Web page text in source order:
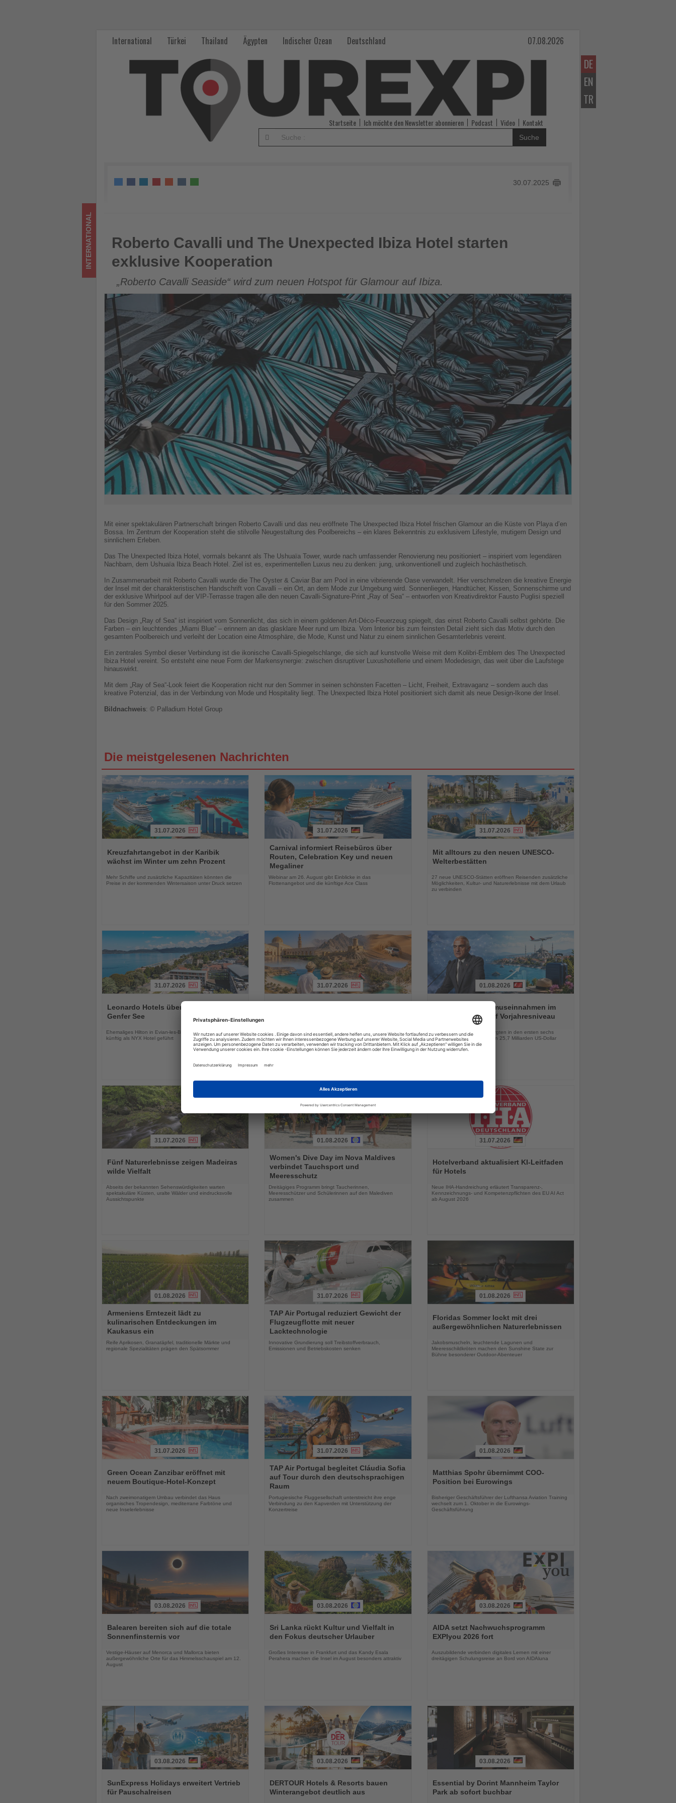
DE
EN
TR
International Türkei Thailand Ägypten Indischer Ozean Deutschland 07.08.2026
Startseite Ich möchte den Newsletter abonnieren Podcast Video Kontakt
Suche
30.07.2025
Roberto Cavalli und The Unexpected Ibiza Hotel starten exklusive Kooperation
INTERNATIONAL
Roberto Cavalli und The Unexpected Ibiza Hotel starten
exklusive Kooperation
„Roberto Cavalli Seaside“ wird zum neuen Hotspot für Glamour auf Ibiza.
Mit einer spektakulären Partnerschaft bringen Roberto Cavalli und das neu eröffnete The Unexpected Ibiza Hotel frischen Glamour an die Küste von Playa d’en
Bossa. Im Zentrum der Kooperation steht die stilvolle Neugestaltung des Poolbereichs – ein klares Bekenntnis zu exklusivem Lifestyle, mutigem Design und
sinnlichem Erleben.
Das The Unexpected Ibiza Hotel, vormals bekannt als The Ushuaïa Tower, wurde nach umfassender Renovierung neu positioniert – inspiriert vom legendären
Nachbarn, dem Ushuaïa Ibiza Beach Hotel. Ziel ist es, experimentellen Luxus neu zu denken: jung, unkonventionell und zugleich hochästhetisch.
In Zusammenarbeit mit Roberto Cavalli wurde die The Oyster & Caviar Bar am Pool in eine vibrierende Oase verwandelt. Hier verschmelzen die kreative Energie
der Insel mit der charakteristischen Handschrift von Cavalli – ein Ort, an dem Mode zur Umgebung wird. Sonnenliegen, Handtücher, Kissen, Sonnenschirme und
der exklusive Whirlpool auf der VIP-Terrasse tragen alle den neuen Cavalli-Signature-Print „Ray of Sea“ – entworfen von Kreativdirektor Fausto Puglisi speziell
für den Sommer 2025.
Das Design „Ray of Sea“ ist inspiriert vom Sonnenlicht, das sich in einem goldenen Art-Déco-Feuerzeug spiegelt, das einst Roberto Cavalli selbst gehörte. Die
Farben – ein leuchtendes „Miami Blue“ – erinnern an das glasklare Meer rund um Ibiza. Vom Interior bis zum feinsten Detail zieht sich das Motiv durch den
gesamten Poolbereich und verleiht der Location eine Atmosphäre, die Mode, Kunst und Natur zu einem sinnlichen Gesamterlebnis vereint.
Ein zentrales Symbol dieser Verbindung ist die ikonische Cavalli-Spiegelschlange, die sich auf kunstvolle Weise mit dem Kolibri-Emblem des The Unexpected
Ibiza Hotel vereint. So entsteht eine neue Form der Markensynergie: zwischen disruptiver Luxushotellerie und einem Modedesign, das weit über die Laufstege
hinauswirkt.
Mit dem „Ray of Sea“-Look feiert die Kooperation nicht nur den Sommer in seinen schönsten Facetten – Licht, Freiheit, Extravaganz – sondern auch das
kreative Potenzial, das in der Verbindung von Mode und Hospitality liegt. The Unexpected Ibiza Hotel positioniert sich damit als neue Design-Ikone der Insel.
Bildnachweis: © Palladium Hotel Group
Die meistgelesenen Nachrichten
Sie
die
31.07.2026
Kreuzfahrtangebot in der Karibik
wächst im Winter um zehn Prozent
Mehr Schiffe und zusätzliche Kapazitäten könnten die
Preise in der kommenden Wintersaison unter Druck setzen
Sie
die
Nachrichten
31.07.2026
Carnival informiert Reisebüros über
Routen, Celebration Key und neuen
Megaliner
Webinar am 26. August gibt Einblicke in das
Flottenangebot und die künftige Ace Class
Sie
die
31.07.2026
Mit alltours zu den neuen UNESCO-
Welterbestätten
27 neue UNESCO-Stätten eröffnen Reisenden zusätzliche
Möglichkeiten, Kultur- und Naturerlebnisse mit dem Urlaub
zu verbinden
Sie
die
31.07.2026
Leonardo Hotels übernimmt Hotel am
Genfer See
Ehemaliges Hilton in Evian-les-Bains wird modernisiert und
künftig als NYX Hotel geführt
31.07.2026
Drei Online-Seminare beleuchten Landschaften, Kultur,
Flugverbindungen und außergewöhnliche Reiseformen im
Sultanat
01.08.2026
Türkei hält Tourismuseinnahmen im
ersten Halbjahr auf Vorjahresniveau
25,8 Millionen Besucher sorgten in den ersten sechs
Monaten für Einnahmen von 25,7 Milliarden US-Dollar
Sie
die
31.07.2026
Fünf Naturerlebnisse zeigen Madeiras
wilde Vielfalt
Abseits der bekannten Sehenswürdigkeiten warten
spektakuläre Küsten, uralte Wälder und eindrucksvolle
Aussichtspunkte
Sie
die
Nachrichten
01.08.2026
Women's Dive Day im Nova Maldives
verbindet Tauchsport und
Meeresschutz
Dreitägiges Programm bringt Taucherinnen,
Meeresschützer und Schülerinnen auf den Malediven
zusammen
Sie
die
31.07.2026
Hotelverband aktualisiert KI-Leitfaden
für Hotels
Neue IHA-Handreichung erläutert Transparenz-,
Kennzeichnungs- und Kompetenzpflichten des EU AI Act
ab August 2026
Sie
die
Nachrichten
01.08.2026
Armeniens Erntezeit lädt zu
kulinarischen Entdeckungen im
Kaukasus ein
Reife Aprikosen, Granatäpfel, traditionelle Märkte und
regionale Spezialitäten prägen den Spätsommer
Sie
die
Nachrichten
31.07.2026
TAP Air Portugal reduziert Gewicht der
Flugzeugflotte mit neuer
Lacktechnologie
Innovative Grundierung soll Treibstoffverbrauch,
Emissionen und Betriebskosten senken
Sie
die
Nachrichten
01.08.2026
Floridas Sommer lockt mit drei
außergewöhnlichen Naturerlebnissen
Jakobsmuscheln, leuchtende Lagunen und
Meeresschildkröten machen den Sunshine State zur
Bühne besonderer Outdoor-Abenteuer
Sie
die
31.07.2026
Green Ocean Zanzibar eröffnet mit
neuem Boutique-Hotel-Konzept
Nach zweimonatigem Umbau verbindet das Haus
organisches Tropendesign, mediterrane Farbtöne und
neue Inselerlebnisse
Sie
die
Nachrichten
31.07.2026
TAP Air Portugal begleitet Cláudia Sofia
auf Tour durch den deutschsprachigen
Raum
Portugiesische Fluggesellschaft unterstreicht ihre enge
Verbindung zu den Kapverden mit Unterstützung der
Konzertreise
Sie
die
01.08.2026
Matthias Spohr übernimmt COO-
Position bei Eurowings
Bisheriger Geschäftsführer der Lufthansa Aviation Training
wechselt zum 1. Oktober in die Eurowings-
Geschäftsführung
Sie
die
03.08.2026
Balearen bereiten sich auf die totale
Sonnenfinsternis vor
Vestige-Häuser auf Menorca und Mallorca bieten
außergewöhnliche Orte für das Himmelsschauspiel am 12.
August
Sie
die
03.08.2026
Sri Lanka rückt Kultur und Vielfalt in
den Fokus deutscher Urlauber
Großes Interesse in Frankfurt und das Kandy Esala
Perahera machen die Insel im August besonders attraktiv
Sie
die
Nachrichten
03.08.2026
AIDA setzt Nachwuchsprogramm
EXPIyou 2026 fort
Auszubildende verbinden digitales Lernen mit einer
dreitägigen Schulungsreise an Bord von AIDAluna
Sie
die
03.08.2026
SunExpress Holidays erweitert Vertrieb
für Pauschalreisen
Sie
die
Nachrichten
03.08.2026
DERTOUR Hotels & Resorts bauen
Winterangebot deutlich aus
Sie
die
03.08.2026
Essential by Dorint Mannheim Taylor
Park ab sofort buchbar